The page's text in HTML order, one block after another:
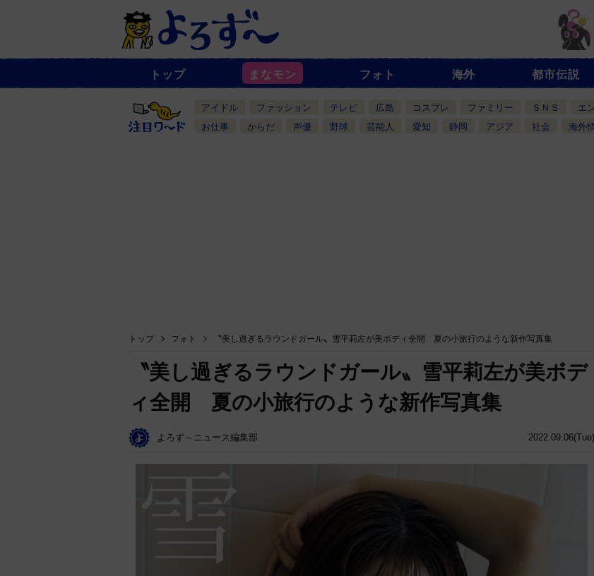
ュ
一
覧
トップ まなモン フォト 海外 都市伝説
アイドル ファッション テレビ 広島 コスプレ ファミリー ＳＮＳ エ
お仕事
からだ 声優 野球 芸能人 愛知 静岡 アジア 社会 海外
トップ フォト 〝美し過ぎるラウンドガール〟雪平莉左が美ボディ全開 夏の小旅行のような新作写真集
2022.09.06(Tue)
〝美し過ぎるラウンドガール〟雪平莉左が美ボデ
ィ全開 夏の小旅行のような新作写真集
よろず～ニュース編集部